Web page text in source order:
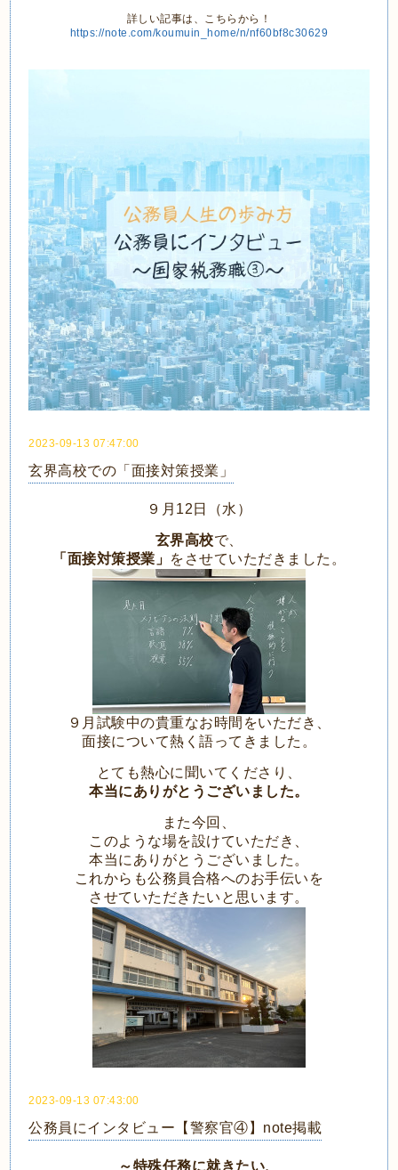
詳しい記事は、こちらから！
https://note.com/koumuin_home/n/nf60bf8c30629
2023-09-13 07:47:00
玄界高校での「面接対策授業」
９月12日（水）
玄界高校で、
「面接対策授業」 をさせていただきました。
９月試験中の貴重なお時間をいただき、
面接について熱く語ってきました。
とても熱心に聞いてくださり、
本当にありがとうございました。
また今回、
このような場を設けていただき、
本当にありがとうございました。
これからも公務員合格へのお手伝いを
させていただきたいと思います。
2023-09-13 07:43:00
公務員にインタビュー【警察官④】note掲載
～特殊任務に就きたい、